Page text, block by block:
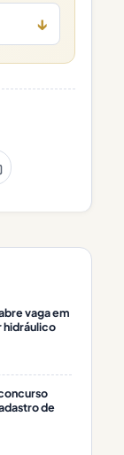
↓
vaga em
hidráulico
de